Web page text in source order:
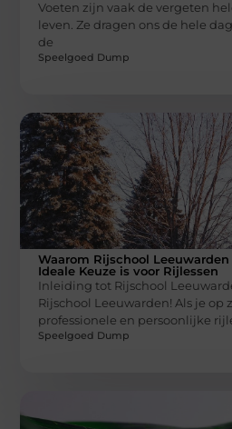
Voeten zijn vaak de vergeten
leven. Ze dragen ons de hele
de
Speelgoed Dump
Waarom Rijschool
Ideale Keuze is voor Rijlessen
Inleiding tot Rijschool
Rijschool Leeuwarden! Als je op
professionele en persoonlijke
Speelgoed Dump